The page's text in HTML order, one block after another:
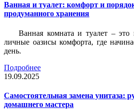
Ванная и туалет: комфорт и
продуманного хранения
Ванная комната и туалет – это
личные оазисы комфорта, где
день.
Подробнее
19.09.2025
Самостоятельная замена унитаза:
домашнего мастера